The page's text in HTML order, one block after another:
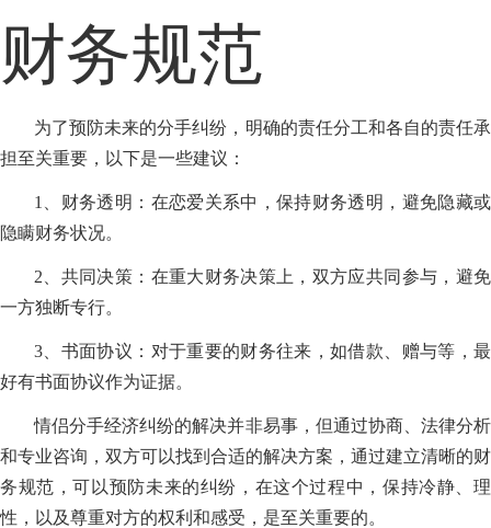
财务规范
为了预防未来的分手纠纷，明确的责任分工和各自的责任承
担至关重要，以下是一些建议：
1、财务透明：在恋爱关系中，保持财务透明，避免隐藏或
隐瞒财务状况。
2、共同决策：在重大财务决策上，双方应共同参与，避免
一方独断专行。
3、书面协议：对于重要的财务往来，如借款、赠与等，最
好有书面协议作为证据。
情侣分手经济纠纷的解决并非易事，但通过协商、法律分析
和专业咨询，双方可以找到合适的解决方案，通过建立清晰的财
务规范，可以预防未来的纠纷，在这个过程中，保持冷静、理
性，以及尊重对方的权利和感受，是至关重要的。